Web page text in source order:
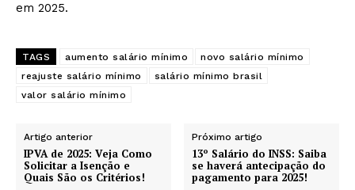
em 2025.
TAGS aumento salário mínimo
novo salário mínimo
reajuste salário mínimo
salário mínimo brasil
valor salário mínimo
Artigo anterior
IPVA de 2025: Veja Como
Solicitar a Isenção e
Quais São os Critérios!
Próximo artigo
13º Salário do INSS: Saiba
se haverá antecipação do
pagamento para 2025!